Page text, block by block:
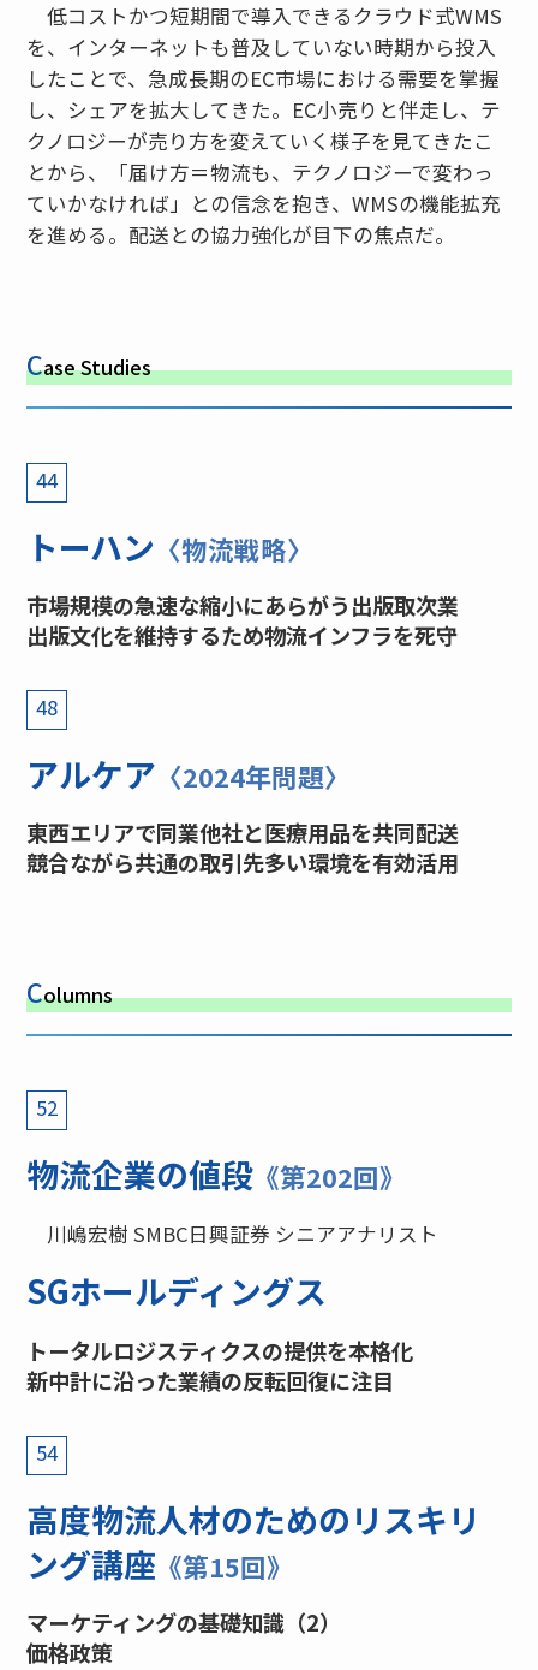
低コストかつ短期間で導入できるクラウド式WMS
を、インターネットも普及していない時期から投入
したことで、急成長期のEC市場における需要を掌握
し、シェアを拡大してきた。EC小売りと伴走し、テ
クノロジーが売り方を変えていく様子を見てきたこ
とから、「届け方＝物流も、テクノロジーで変わっ
ていかなければ」との信念を抱き、WMSの機能拡充
を進める。配送との協力強化が目下の焦点だ。
Case Studies
44
トーハン 〈物流戦略〉
市場規模の急速な縮小にあらがう出版取次業
出版文化を維持するため物流インフラを死守
48
アルケア 〈2024年問題〉
東西エリアで同業他社と医療用品を共同配送
競合ながら共通の取引先多い環境を有効活用
Columns
52
物流企業の値段 《第202回》
川嶋宏樹 SMBC日興証券 シニアアナリスト
SGホールディングス
トータルロジスティクスの提供を本格化
新中計に沿った業績の反転回復に注目
54
高度物流人材のためのリスキリ
ング講座 《第15回》
マーケティングの基礎知識（2）
価格政策